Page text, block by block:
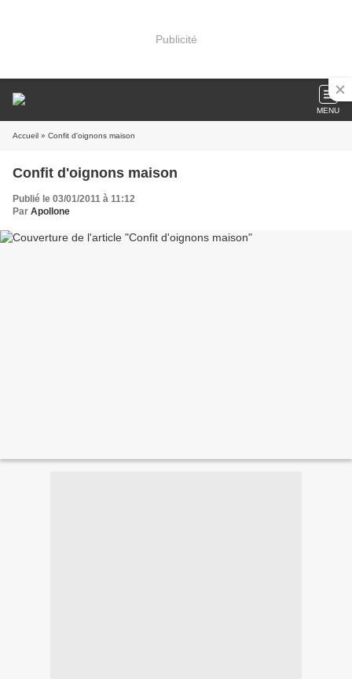
Publicité
MENU
Accueil » Confit d'oignons maison
Confit d'oignons maison
Publié le 03/01/2011 à 11:12
Par Apollone